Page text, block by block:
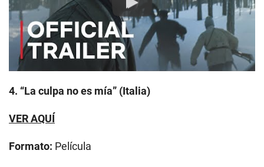
Play
4. “La culpa no es mía” (Italia)
VER AQUÍ
Formato: Película